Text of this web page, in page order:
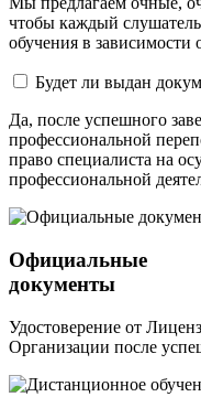
чтобы каждый
обучения в зависимости
Будет ли выдан
Да, после успешного
профессиональной
право специалиста на
профессиональной
Официальные
документы
Удостоверение от
Организации после